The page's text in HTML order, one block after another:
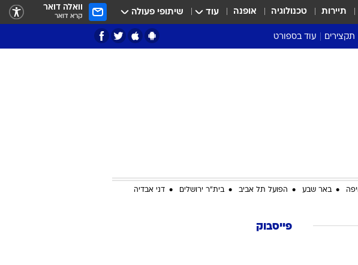
תיירות טכנולוגיה אופנה עוד שיתופי פעולה וואלה דואר
קרא דואר
תקצירים עוד בספורט
סערה בממלכה
באר שבע הפועל תל אביב בית"ר ירושלים דני אבדיה
פייסבוק